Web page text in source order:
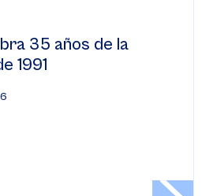
35 años de la
1991